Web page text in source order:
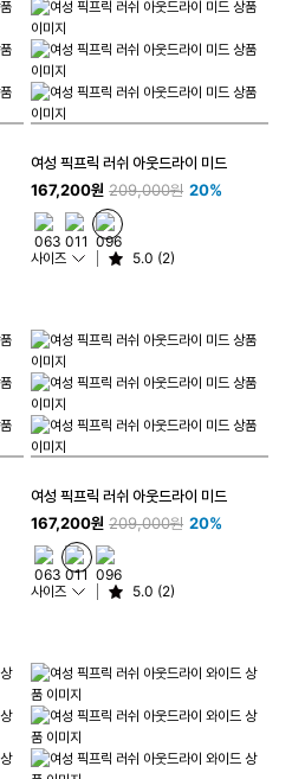
여성 픽프릭 러쉬 아웃드라이 미드
167,200원 209,000원 20%
사이즈 5.0 (2)
여성 픽프릭 러쉬 아웃드라이 미드
167,200원 209,000원 20%
사이즈 5.0 (2)